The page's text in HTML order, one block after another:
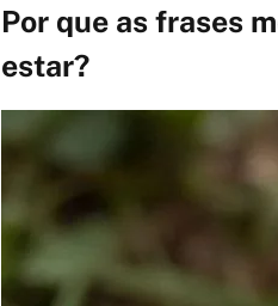
Por que as frases
estar?